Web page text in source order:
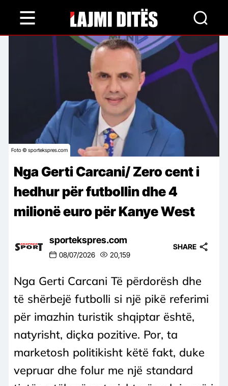
content
Foto © sportekspres.com
Nga Gerti Carcani/ Zero cent i
hedhur për futbollin dhe 4
milionë euro për Kanye West
sportekspres.com
08/07/2026 20,159
SHARE
Nga Gerti Carcani Të përdorësh dhe
të shërbejë futbolli si një pikë referimi
për imazhin turistik shqiptar është,
natyrisht, diçka pozitive. Por, ta
marketosh politikisht këtë fakt, duke
vepruar dhe folur me një standard